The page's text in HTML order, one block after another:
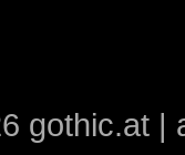
gothic.at |